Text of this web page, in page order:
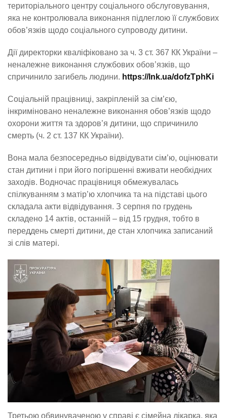
територіального центру соціального обслуговування,
яка не контролювала виконання підлеглою її службових
обов’язків щодо соціального супроводу дитини.
Дії директорки кваліфіковано за ч. 3 ст. 367 КК України –
неналежне виконання службових обов’язків, що
спричинило загибель людини. https://lnk.ua/dofzTphKi
Соціальній працівниці, закріпленій за сім’єю,
інкриміновано неналежне виконання обов’язків щодо
охорони життя та здоров’я дитини, що спричинило
смерть (ч. 2 ст. 137 КК України).
Вона мала безпосередньо відвідувати сім’ю, оцінювати
стан дитини і при його погіршенні вживати необхідних
заходів. Водночас працівниця обмежувалась
спілкуванням з матір’ю хлопчика та на підставі цього
складала акти відвідування. З серпня по грудень
складено 14 актів, останній – від 15 грудня, тобто в
переддень смерті дитини, де стан хлопчика записаний
зі слів матері.
Третьою обвинуваченою у справі є сімейна лікарка, яка